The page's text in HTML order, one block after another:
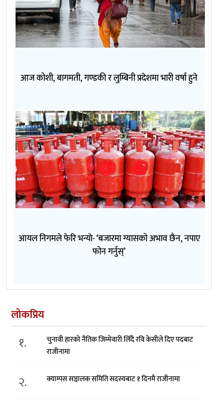
आज कोशी, बागमती, गण्डकी र लुम्बिनी प्रदेशमा भारी वर्षा हुने
आयल निगमले फेरि भन्याे- ‘बजारमा ग्यासको अभाव छैन, नपाए
फोन गर्नुस्’
लोकप्रिय
१.
चुनावी हारको नैतिक जिम्मेवारी लिँदै रवि केसीले दिए पदबाट
राजीनामा
२. क्याम्पस सञ्चालक समिति सदस्यबाट १ दिनमै राजीनामा